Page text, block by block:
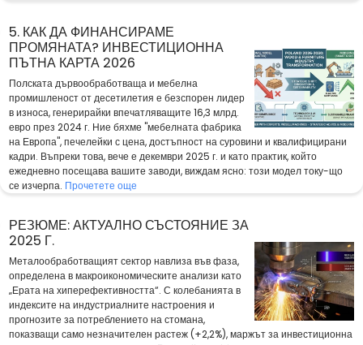
5. КАК ДА ФИНАНСИРАМЕ
ПРОМЯНАТА? ИНВЕСТИЦИОННА
ПЪТНА КАРТА 2026
Полската дървообработваща и мебелна
промишленост от десетилетия е безспорен лидер
в износа, генерирайки впечатляващите 16,3 млрд.
евро през 2024 г. Ние бяхме "мебелната фабрика
на Европа", печелейки с цена, достъпност на суровини и квалифицирани
кадри. Въпреки това, вече е декември 2025 г. и като практик, който
ежедневно посещава вашите заводи, виждам ясно: този модел току-що
се изчерпа. Прочетете още
РЕЗЮМЕ: АКТУАЛНО СЪСТОЯНИЕ ЗА
2025 Г.
Металообработващият сектор навлиза във фаза,
определена в макроикономическите анализи като
„Ерата на хиперефективността“. С колебанията в
индексите на индустриалните настроения и
прогнозите за потреблението на стомана,
показващи само незначителен растеж (+2,2%), маржът за инвестиционна